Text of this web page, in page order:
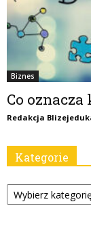
Biznes
Co
Redakcja
Kategorie
Kategorie